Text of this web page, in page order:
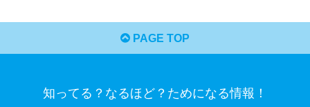
PAGE TOP
知ってる？なるほど？ためになる情報！